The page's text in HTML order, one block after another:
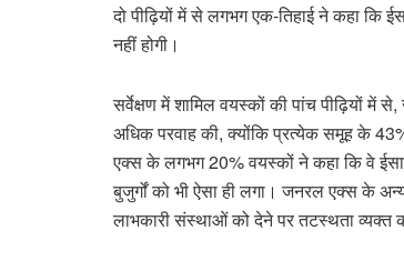
दो पीढ़ियों में से लगभग एक-तिहाई ने कहा कि
नहीं होगी।
सर्वेक्षण में शामिल वयस्कों की पांच पीढ़ियों
अधिक परवाह की, क्योंकि प्रत्येक समूह के
एक्स के लगभग 20% वयस्कों ने कहा कि वे
बुजुर्गों को भी ऐसा ही लगा। जनरल एक्स के
लाभकारी संस्थाओं को देने पर तटस्थता व्यक्त